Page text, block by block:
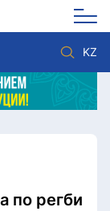
KZ
по регби